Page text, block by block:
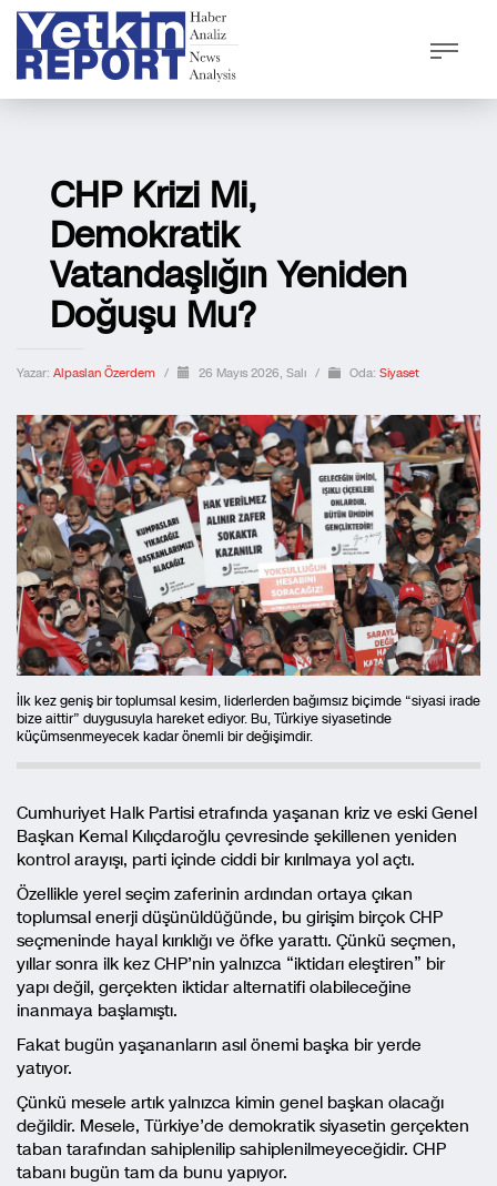
CHP Krizi Mi,
Demokratik
Vatandaşlığın Yeniden
Doğuşu Mu?
Yazar: Alpaslan Özerdem / 26 Mayıs 2026, Salı / Oda: Siyaset
İlk kez geniş bir toplumsal kesim, liderlerden bağımsız biçimde “siyasi irade
bize aittir” duygusuyla hareket ediyor. Bu, Türkiye siyasetinde
küçümsenmeyecek kadar önemli bir değişimdir.
Cumhuriyet Halk Partisi etrafında yaşanan kriz ve eski Genel
Başkan Kemal Kılıçdaroğlu çevresinde şekillenen yeniden
kontrol arayışı, parti içinde ciddi bir kırılmaya yol açtı.
Özellikle yerel seçim zaferinin ardından ortaya çıkan
toplumsal enerji düşünüldüğünde, bu girişim birçok CHP
seçmeninde hayal kırıklığı ve öfke yarattı. Çünkü seçmen,
yıllar sonra ilk kez CHP’nin yalnızca “iktidarı eleştiren” bir
yapı değil, gerçekten iktidar alternatifi olabileceğine
inanmaya başlamıştı.
Fakat bugün yaşananların asıl önemi başka bir yerde
yatıyor.
Çünkü mesele artık yalnızca kimin genel başkan olacağı
değildir. Mesele, Türkiye’de demokratik siyasetin gerçekten
taban tarafından sahiplenilip sahiplenilmeyeceğidir. CHP
tabanı bugün tam da bunu yapıyor.